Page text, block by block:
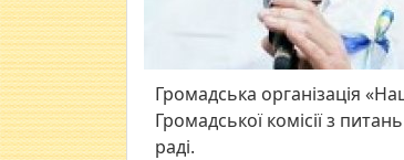
Громадська організація
Громадської комісії з
раді.